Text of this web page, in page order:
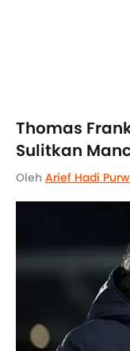
Thomas
Sulitkan
Oleh Arief Hadi